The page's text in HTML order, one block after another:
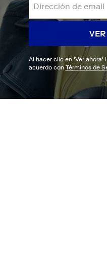
Al hacer clic en 'Ver ahora'
acuerdo con Términos de